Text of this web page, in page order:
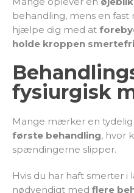
behandling, mens en fast
hjælpe dig med at
holde kroppen
fysiurgisk
Mange mærker en tydelig
første behandling, hvor
spændingerne slipper.
Hvis du har haft smerter
nødvendigt med flere